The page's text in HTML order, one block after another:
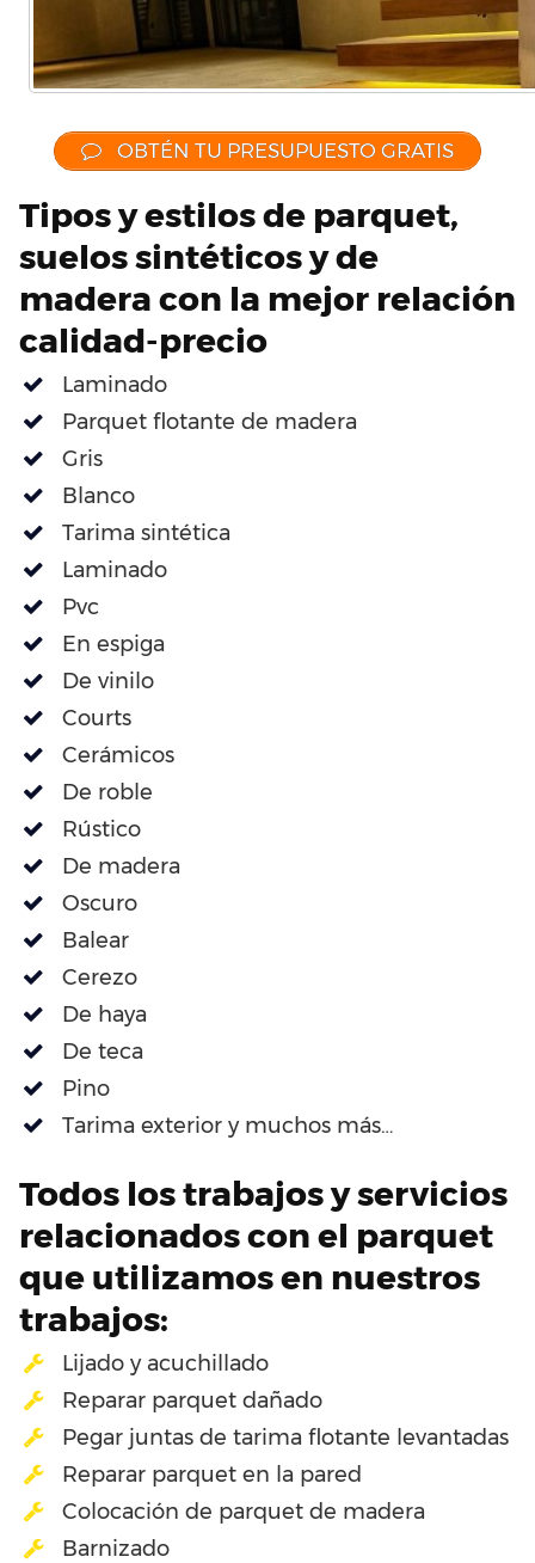
OBTÉN TU PRESUPUESTO GRATIS
Tipos y estilos de parquet,
suelos sintéticos y de
madera con la mejor relación
calidad-precio
Laminado
Parquet flotante de madera
Gris
Blanco
Tarima sintética
Laminado
Pvc
En espiga
De vinilo
Courts
Cerámicos
De roble
Rústico
De madera
Oscuro
Balear
Cerezo
De haya
De teca
Pino
Tarima exterior y muchos más…
Todos los trabajos y servicios
relacionados con el parquet
que utilizamos en nuestros
trabajos:
Lijado y acuchillado
Reparar parquet dañado
Pegar juntas de tarima flotante levantadas
Reparar parquet en la pared
Colocación de parquet de madera
Barnizado